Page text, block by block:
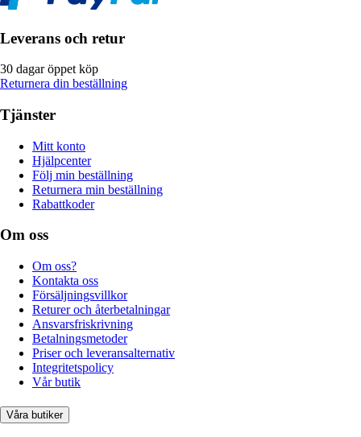
Leverans och retur
30 dagar öppet köp
Returnera din beställning
Tjänster
Mitt konto
Hjälpcenter
Följ min beställning
Returnera min beställning
Rabattkoder
Om oss
Om oss?
Kontakta oss
Försäljningsvillkor
Returer och återbetalningar
Ansvarsfriskrivning
Betalningsmetoder
Priser och leveransalternativ
Integritetspolicy
Vår butik
Våra butiker